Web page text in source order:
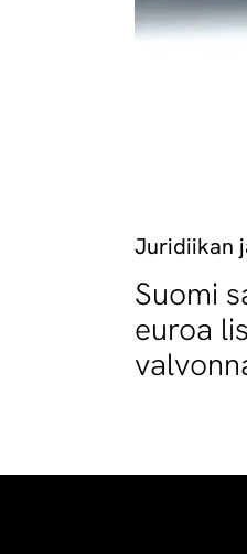
Juridiikan
Suomi
euroa